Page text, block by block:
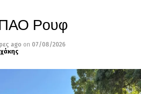
ΠΑΟ Ρουφ
ago on 07/08/2026